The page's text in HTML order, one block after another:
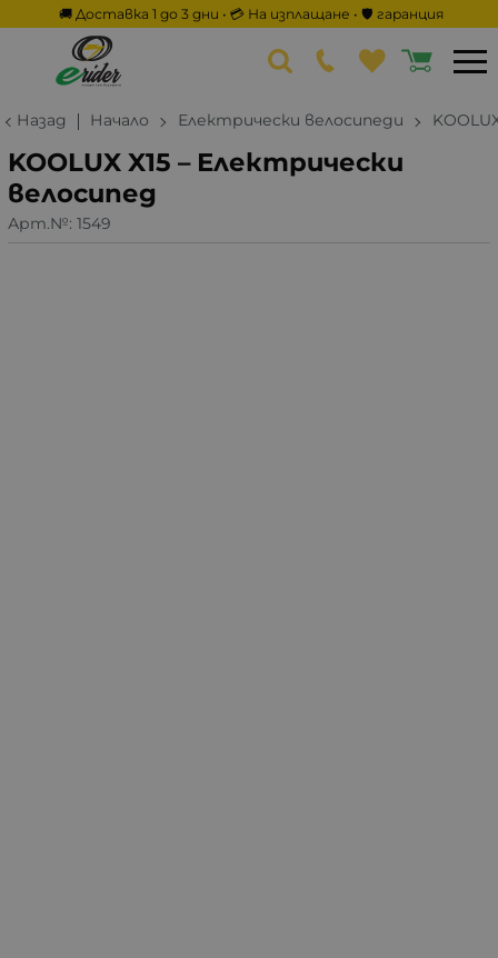
🚚 Доставка 1 до 3 дни • 💳 На изплащане • 🛡️ гаранция
Назад Начало Електрически велосипеди
KOOLUX X15 – Електрически
велосипед
Арт.№: 1549